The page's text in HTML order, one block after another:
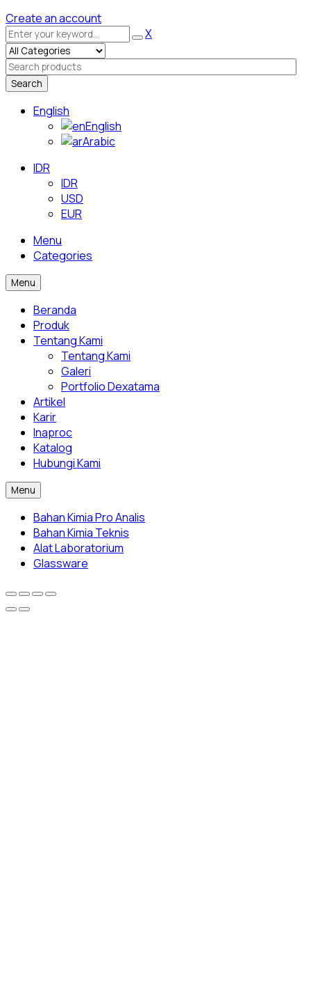
Create an account
X
Search
English
English
Arabic
IDR
IDR
USD
EUR
Menu
Categories
Menu
Beranda
Produk
Tentang Kami
Tentang Kami
Galeri
Portfolio Dexatama
Artikel
Karir
Inaproc
Katalog
Hubungi Kami
Menu
Bahan Kimia Pro Analis
Bahan Kimia Teknis
Alat Laboratorium
Glassware